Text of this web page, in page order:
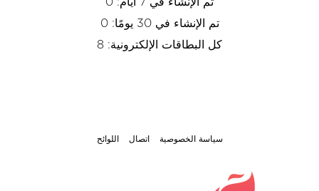
تم الإنشاء في 30 يومًا: 0
كل البطاقات الإلكترونية: 8
اللوائح اتصال سياسة الخصوصية